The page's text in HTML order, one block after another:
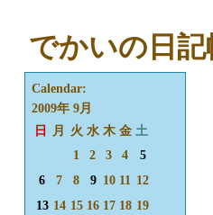
でかいの日記
Calendar:
2009年 9月
日
月 火 水 木 金 土
1 2 3 4
5
6
7 8 9 10 11
12
13 14 15 16 17 18 19